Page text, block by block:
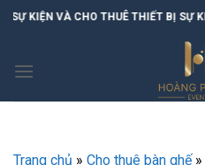
SkipBỊ SỰ KIỆN | HOÀNG PHONG EVENT
Trang chủ » Cho thuê bàn ghế»